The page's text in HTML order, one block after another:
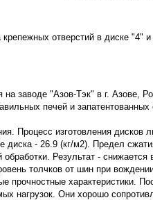
отверстий в диске "4"
заводе "Азов-Тэк" в г. Азове,
печей и
Процесс изготовления
- 26.9 (кг/м2). Предел
Результат -
толчков от шин при
характеристики.
нагрузок. Они хорошо